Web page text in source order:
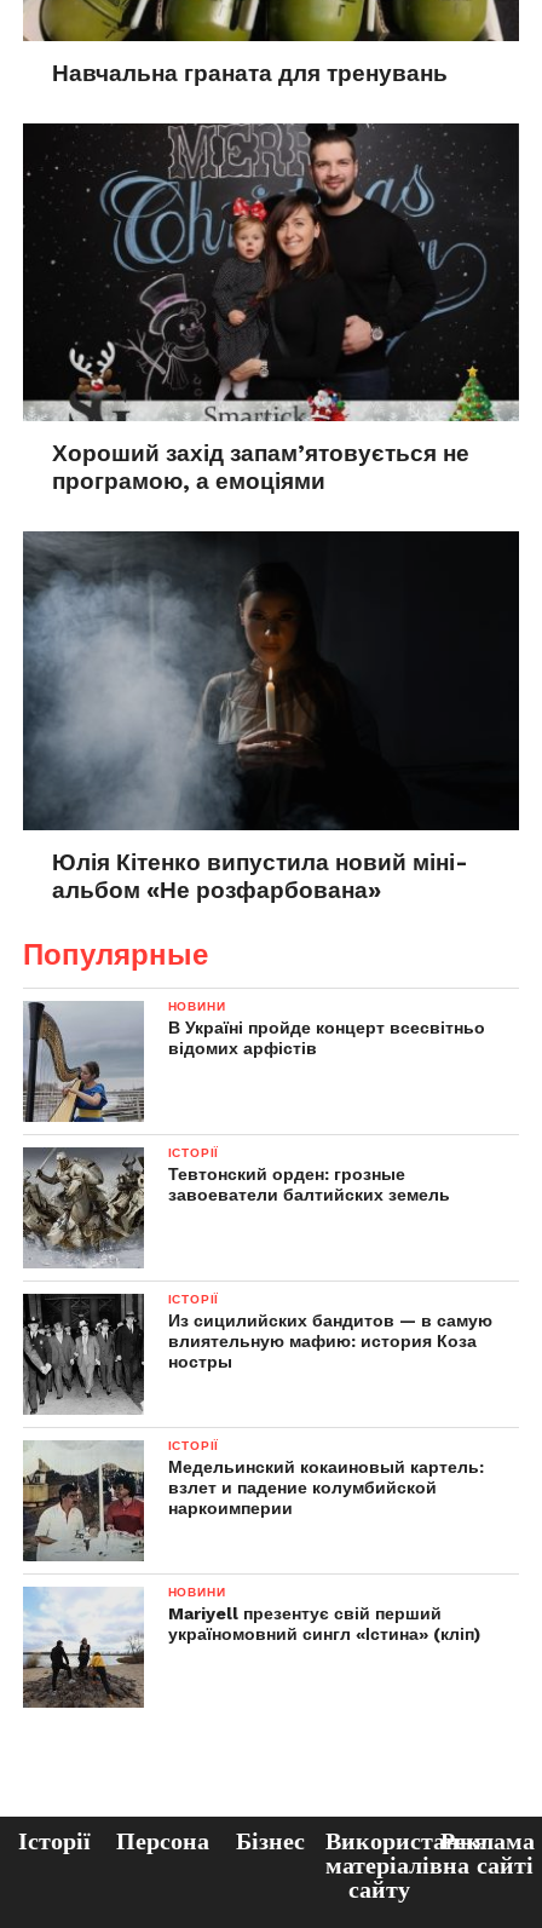
Навчальна граната для тренувань
Хороший захід запам’ятовується не
програмою, а емоціями
Юлія Кітенко випустила новий міні-
альбом «Не розфарбована»
Популярные
НОВИНИ
В Україні пройде концерт всесвітньо
відомих арфістів
ІСТОРІЇ
Тевтонский орден: грозные
завоеватели балтийских земель
ІСТОРІЇ
Из сицилийских бандитов — в самую
влиятельную мафию: история Коза
ностры
ІСТОРІЇ
Медельинский кокаиновый картель:
взлет и падение колумбийской
наркоимперии
НОВИНИ
Mariyell презентує свій перший
україномовний сингл «Істина» (кліп)
Історії Персона Бізнес
Використання
матеріалів
сайту
Реклама
на сайті